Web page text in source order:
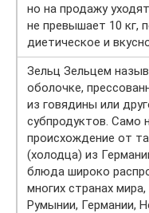
но на продажу
не превышает 10 кг,
диетическое и
Зельц Зельцем
оболочке,
из говядины или
субпродуктов. Само
происхождение от
(холодца) из
блюда широко
многих странах
Румынии, Германии,